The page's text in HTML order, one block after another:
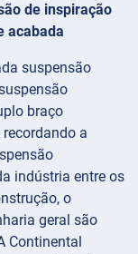
de inspiração
acabada
suspensão
braço
a
indústria entre os
o
geral são
Continental